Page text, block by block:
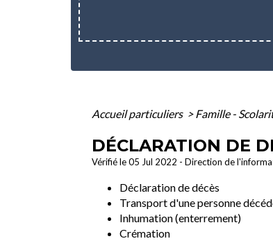
Accueil particuliers > Famille -
DÉCLARATION DE
Vérifié le 05 Jul 2022 - Direction de
Déclaration de décès
Transport d'une personne
Inhumation (enterrement)
Crémation